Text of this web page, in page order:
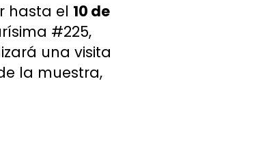
hasta el 10 de
#225,
una visita
la muestra,